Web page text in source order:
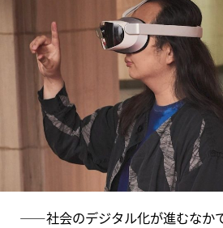
――社会のデジタル化が進むなか